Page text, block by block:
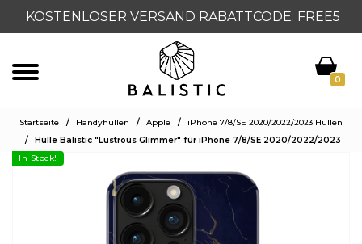
KOSTENLOSER VERSAND RABATTCODE: FREE5
0
Startseite / Handyhüllen / Apple /
iPhone 7/8/SE 2020/2022/2023 Hüllen
/
Hülle Balistic "Lustrous Glimmer" für iPhone 7/8/SE 2020/2022/2023
In Stock!